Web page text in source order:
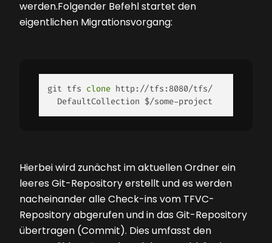
werden.Folgender Befehl startet den
eigentlichen Migrationsvorgang:
git tfs clone http://tfs:8080/tfs/
  DefaultCollection $/some-project
Hierbei wird zunächst im aktuellen Ordner ein
leeres Git-Repository erstellt und es werden
nach­einander alle Check-ins vom TFVC-
Repository abgerufen und in das Git-Repository
übertragen (Commit). Dies umfasst den